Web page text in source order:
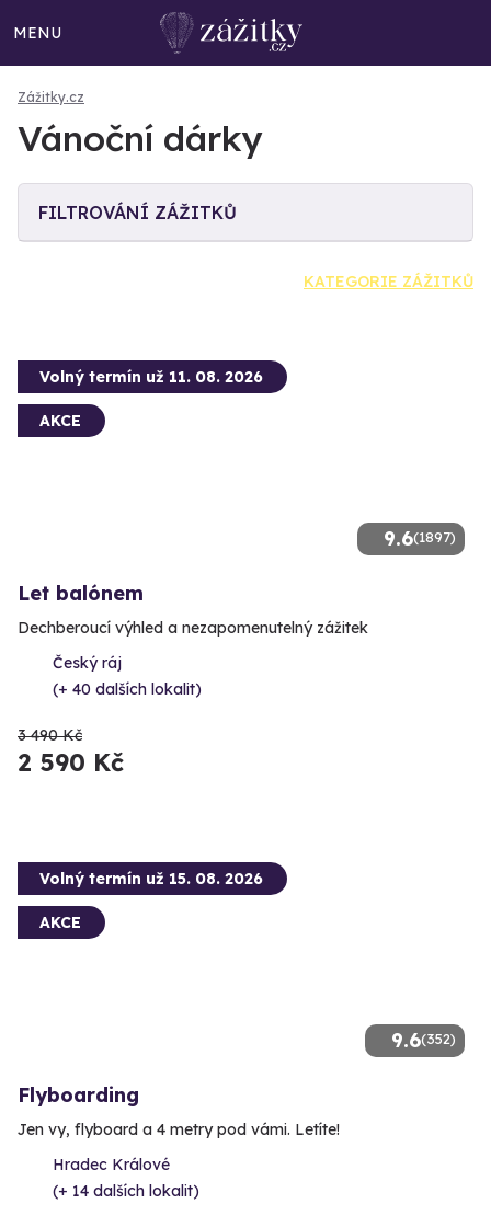
MENU
Zážitky.cz
Vánoční dárky
FILTROVÁNÍ ZÁŽITKŮ
KATEGORIE ZÁŽITKŮ
9.6(1897)
Volný termín už 11. 08. 2026
AKCE
Let balónem
Dechberoucí výhled a nezapomenutelný zážitek
Český ráj
(+ 40 dalších lokalit)
3 490 Kč
2 590 Kč
9.6(352)
Volný termín už 15. 08. 2026
AKCE
Flyboarding
Jen vy, flyboard a 4 metry pod vámi. Letíte!
Hradec Králové
(+ 14 dalších lokalit)